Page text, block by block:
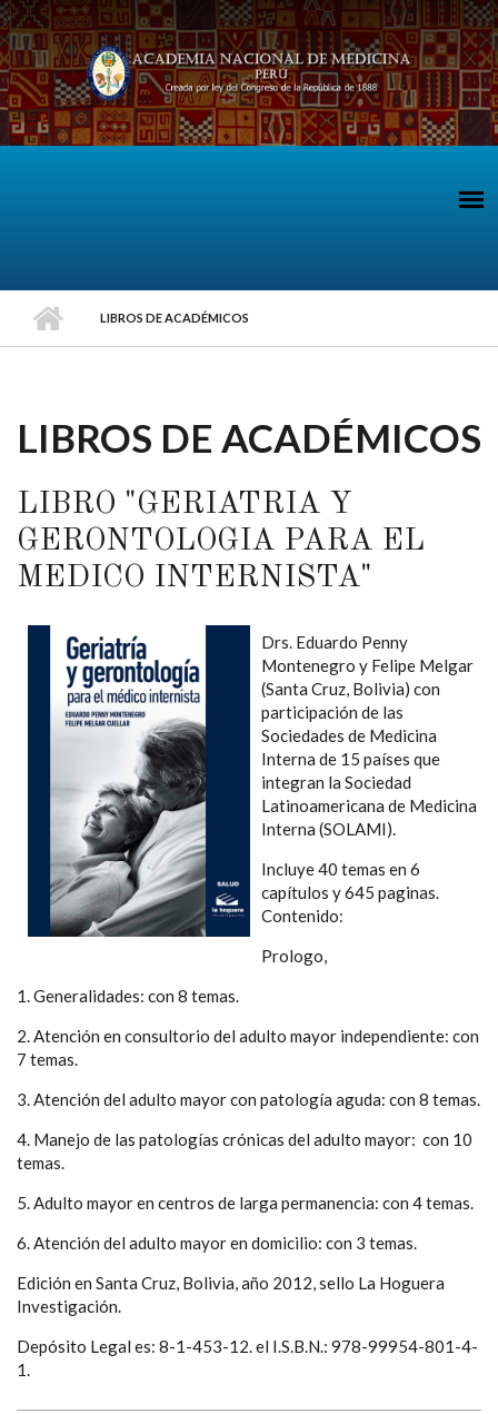
Pasar al contenido principal
LIBROS DE ACADÉMICOS
LIBROS DE ACADÉMICOS
LIBRO "GERIATRIA Y
GERONTOLOGIA PARA EL
MEDICO INTERNISTA"
Drs. Eduardo Penny
Montenegro y Felipe Melgar
(Santa Cruz, Bolivia) con
participación de las
Sociedades de Medicina
Interna de 15 países que
integran la Sociedad
Latinoamericana de Medicina
Interna (SOLAMI).
Incluye 40 temas en 6
capítulos y 645 paginas.
Contenido:
Prologo,
1. Generalidades: con 8 temas.
2. Atención en consultorio del adulto mayor independiente: con
7 temas.
3. Atención del adulto mayor con patología aguda: con 8 temas.
4. Manejo de las patologías crónicas del adulto mayor: con 10
temas.
5. Adulto mayor en centros de larga permanencia: con 4 temas.
6. Atención del adulto mayor en domicilio: con 3 temas.
Edición en Santa Cruz, Bolivia, año 2012, sello La Hoguera
Investigación.
Depósito Legal es: 8-1-453-12. el I.S.B.N.: 978-99954-801-4-
1.